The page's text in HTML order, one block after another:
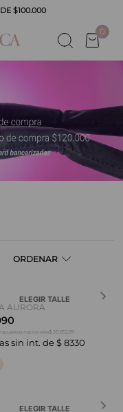
$100.000
0
ELEGIR TALLE
AURORA
nacionales$ 20.652,89
sin int. de$ 8330
ELEGIR TALLE